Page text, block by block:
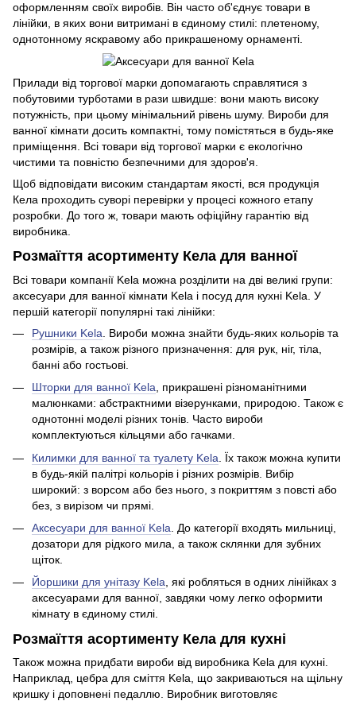
оформленням своїх виробів. Він часто об'єднує товари в
лінійки, в яких вони витримані в єдиному стилі: плетеному,
однотонному яскравому або прикрашеному орнаменті.
Прилади від торгової марки допомагають справлятися з
побутовими турботами в рази швидше: вони мають високу
потужність, при цьому мінімальний рівень шуму. Вироби для
ванної кімнати досить компактні, тому помістяться в будь-яке
приміщення. Всі товари від торгової марки є екологічно
чистими та повністю безпечними для здоров'я.
Щоб відповідати високим стандартам якості, вся продукція
Кела проходить суворі перевірки у процесі кожного етапу
розробки. До того ж, товари мають офіційну гарантію від
виробника.
Розмаїття асортименту Кела для ванної
Всі товари компанії Kela можна розділити на дві великі групи:
аксесуари для ванної кімнати Kela і посуд для кухні Kela. У
першій категорії популярні такі лінійки:
Рушники Kela . Вироби можна знайти будь-яких кольорів та
розмірів, а також різного призначення: для рук, ніг, тіла,
банні або гостьові.
Шторки для ванної Kela, прикрашені різноманітними
малюнками: абстрактними візерунками, природою. Також є
однотонні моделі різних тонів. Часто вироби
комплектуються кільцями або гачками.
Килимки для ванної та туалету Kela . Їх також можна купити
в будь-якій палітрі кольорів і різних розмірів. Вибір
широкий: з ворсом або без нього, з покриттям з повсті або
без, з вирізом чи прямі.
Аксесуари для ванної Kela . До категорії входять мильниці,
дозатори для рідкого мила, а також склянки для зубних
щіток.
Йоршики для унітазу Kela, які робляться в одних лінійках з
аксесуарами для ванної, завдяки чому легко оформити
кімнату в єдиному стилі.
Розмаїття асортименту Кела для кухні
Також можна придбати вироби від виробника Kela для кухні.
Наприклад, цебра для сміття Kela, що закриваються на щільну
кришку і доповнені педаллю. Виробник виготовляє